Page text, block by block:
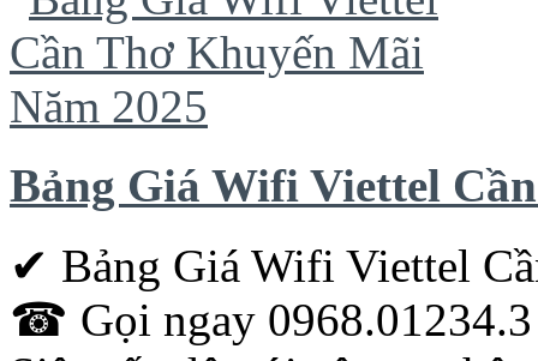
Bảng Giá Wifi Viettel
✔ Bảng Giá Wifi Viettel
☎ Gọi ngay